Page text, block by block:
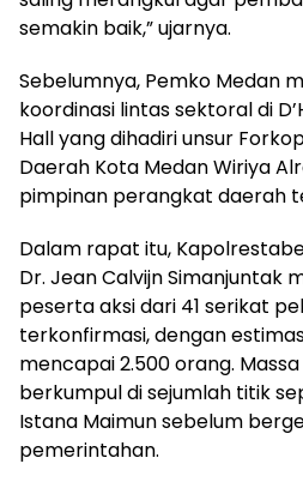
semakin baik,” ujarnya.
Sebelumnya, Pemko Medan
koordinasi lintas sektoral di
Hall yang dihadiri unsur
Daerah Kota Medan Wiriya
pimpinan perangkat daerah
Dalam rapat itu,
Dr. Jean Calvijn Simanjuntak
peserta aksi dari 41 serikat
terkonfirmasi, dengan
mencapai 2.500 orang.
berkumpul di sejumlah titik
Istana Maimun sebelum
pemerintahan.